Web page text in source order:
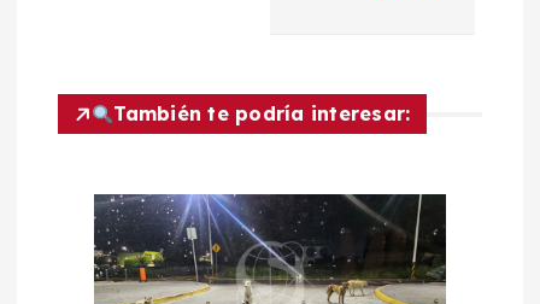
d
También te podría interesar: